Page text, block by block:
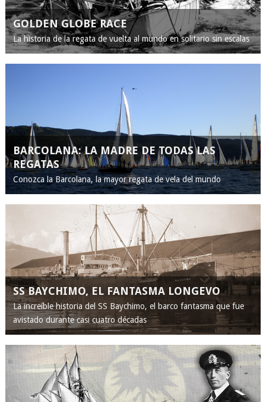
GOLDEN GLOBE RACE
La historia de la regata de vuelta al mundo en solitario sin escalas
BARCOLANA: LA MADRE DE TODAS LAS
REGATAS
Conozca la Barcolana, la mayor regata de vela del mundo
SS BAYCHIMO, EL FANTASMA LONGEVO
La increíble historia del SS Baychimo, el barco fantasma que fue
avistado durante casi cuatro décadas